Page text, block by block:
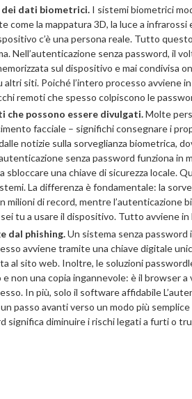
dei dati biometrici. I sistemi biometrici
come la mappatura 3D, la luce a infrarossi
c’è una persona reale. Tutto
Nell’autenticazione senza password, il
sul dispositivo e mai condivisa
siti. Poiché l’intero processo avviene
remoti che spesso colpiscono le
possono essere divulgati.Molte
facciale – significhi consegnare i
notizie sulla sorveglianza biometrica,
senza password funziona
sbloccare una chiave di sicurezza locale.
La differenza è fondamentale: la
di record, mentre l’autenticazione
tu a usare il dispositivo. Tutto avviene
dal phishing.Un sistema senza
avviene tramite una chiave digitale
al sito web. Inoltre, le soluzioni
non una copia ingannevole: è il browser
In più, solo il software affidabile
un passo avanti verso un modo più
significa diminuire i rischi legati a furti o